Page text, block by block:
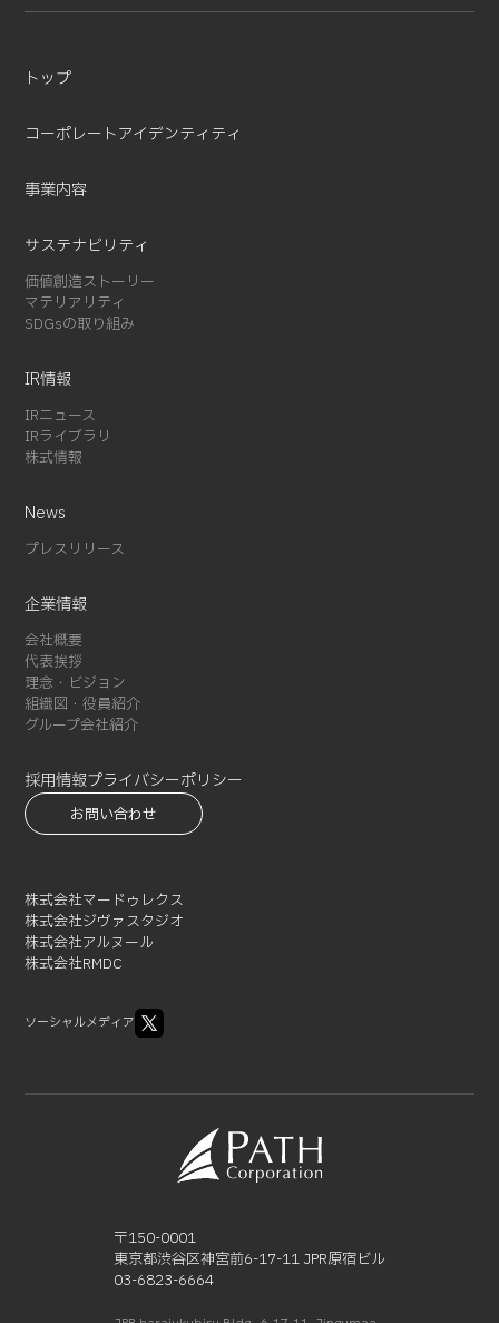
2025-03 (2)
2025-01 (5)
2024-11 (5)
2024-08 (5)
2024-03 (2)
2024-02 (3)
2024-01 (1)
2023-08 (1)
2023-07 (2)
2023-06 (2)
2023-05 (1)
2022-05 (3)
2022-01 (1)
2021-12 (1)
2021-10 (3)
2021-09 (1)
2021-08 (3)
2021-07 (3)
2021-06 (1)
2021-05 (3)
2021-03 (2)
2021-02 (1)
トップ
コーポレートアイデンティティ
事業内容
サステナビリティ
価値創造ストーリー
マテリアリティ
SDGsの取り組み
IR情報
IRニュース
IRライブラリ
株式情報
News
プレスリリース
企業情報
会社概要
代表挨拶
理念・ビジョン
組織図・役員紹介
グループ会社紹介
採用情報プライバシーポリシー
お問い合わせ
株式会社マードゥレクス
株式会社ジヴァスタジオ
株式会社アルヌール
株式会社RMDC
ソーシャルメディア
〒150-0001
東京都渋谷区神宮前6-17-11 JPR原宿ビル
03-6823-6664